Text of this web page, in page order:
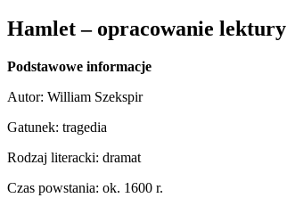
Hamlet – opracowanie lektury
Podstawowe informacje
Autor: William Szekspir
Gatunek: tragedia
Rodzaj literacki: dramat
Czas powstania: ok. 1600 r.